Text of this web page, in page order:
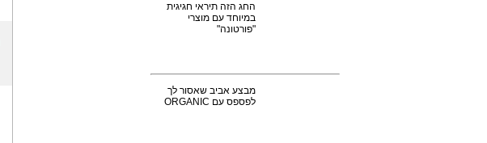
החג הזה תיראי חגיגית
במיוחד עם מוצרי
"פורטונה"
מבצע אביב שאסור לך
לפספס עם ORGANIC